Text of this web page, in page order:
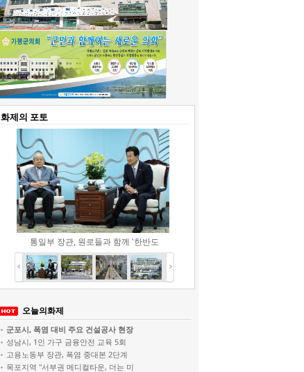
화제의 포토
통일부 장관, 원로들과 함께 '한반도
오늘의화제
군포시, 폭염 대비 주요 건설공사 현장
성남시, 1인 가구 금융안전 교육 5회
고용노동부 장관, 폭염 중대본 2단계
목포지역 "서부권 메디컬타운, 더는 미